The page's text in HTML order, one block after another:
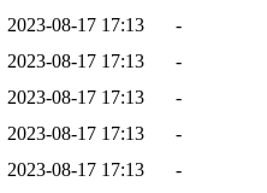
2023-08-17 17:13
-
2023-08-17 17:13
-
2023-08-17 17:13
-
2023-08-17 17:13
-
2023-08-17 17:13
-